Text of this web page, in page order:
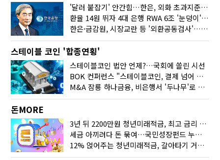
'달러 붙잡기' 안간힘…한은, 외화 초과지준에 이자 6개월 더
환율 14원 뛰자 4대 은행 RWA 6조 '눈덩이'…2배 뛴 2분기는?
한은·금감원, 시장교란 등 '외환공동검사'…환율 급등 전방위 대응
스테이블 코인 '합종연횡'
스테이블코인 법안 언제?…국회에 쏠린 시선
BOK 컨퍼런스 "스테이블코인, 결제 넘어 보험 대출 등 금융 연결 도구"
M&A 잠룡 하나금융, 비은행서 '두나무'로 눈돌린 이유는
돈MORE
3년 뒤 2200만원 청년미래적금, 최고 금리 받으려면?
세금 아끼려다 돈 묶여…국민성장펀드 누가 가입하면 좋을까
12% 얹어주는 청년미래적금, 갈아타기 거절 될수 있어요